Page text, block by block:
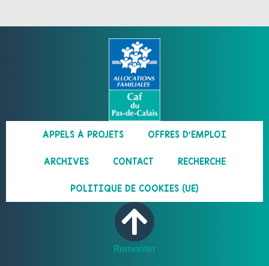
APPELS À PROJETS OFFRES D’EMPLOI
ARCHIVES CONTACT RECHERCHE
POLITIQUE DE COOKIES (UE)
Remonter